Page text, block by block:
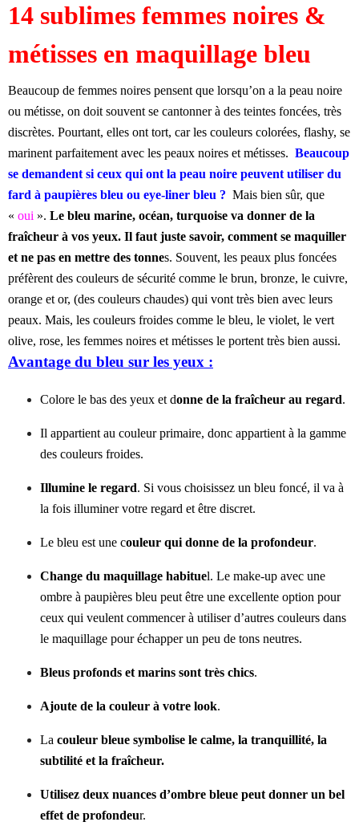
14 sublimes femmes noires &
métisses en maquillage bleu
Beaucoup de femmes noires pensent que lorsqu’on a la peau noire
ou métisse, on doit souvent se cantonner à des teintes foncées, très
discrètes. Pourtant, elles ont tort, car les couleurs colorées, flashy, se
marinent parfaitement avec les peaux noires et métisses. Beaucoup
se demandent si ceux qui ont la peau noire peuvent utiliser du
fard à paupières bleu ou eye-liner bleu ? Mais bien sûr, que
« oui ». Le bleu marine, océan, turquoise va donner de la
fraîcheur à vos yeux. Il faut juste savoir, comment se maquiller
et ne pas en mettre des tonnes. Souvent, les peaux plus foncées
préfèrent des couleurs de sécurité comme le brun, bronze, le cuivre,
orange et or, (des couleurs chaudes) qui vont très bien avec leurs
peaux. Mais, les couleurs froides comme le bleu, le violet, le vert
olive, rose, les femmes noires et métisses le portent très bien aussi.
Avantage du bleu sur les yeux :
Colore le bas des yeux et donne de la fraîcheur au regard.
Il appartient au couleur primaire, donc appartient à la gamme
des couleurs froides.
Illumine le regard. Si vous choisissez un bleu foncé, il va à
la fois illuminer votre regard et être discret.
Le bleu est une couleur qui donne de la profondeur.
Change du maquillage habituel. Le make-up avec une
ombre à paupières bleu peut être une excellente option pour
ceux qui veulent commencer à utiliser d’autres couleurs dans
le maquillage pour échapper un peu de tons neutres.
Bleus profonds et marins sont très chics.
Ajoute de la couleur à votre look.
La couleur bleue symbolise le calme, la tranquillité, la
subtilité et la fraîcheur.
Utilisez deux nuances d’ombre bleue peut donner un bel
effet de profondeur.